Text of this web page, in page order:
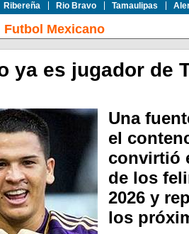
Ribereña Rio Bravo Tamaulipas
Futbol Mexicano
ya es jugador de
Una
el
convirtió
de los
2026 y
los